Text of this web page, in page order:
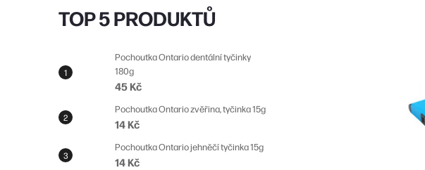
P
s
t
r
a
n
TOP 5 PRODUKTŮ
Pochoutka Ontario dentální tyčinky
180g
45 Kč
Pochoutka Ontario zvěřina, tyčinka 15g
14 Kč
Pochoutka Ontario jehněčí tyčinka 15g
14 Kč